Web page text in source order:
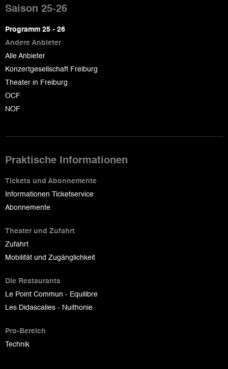
de
page
Saison 25-26
Programm 25 - 26
Andere Anbieter
Alle Anbieter
Konzertgesellschaft Freiburg
Theater in Freiburg
OCF
NOF
Praktische Informationen
Tickets und Abonnemente
Informationen Ticketservice
Abonnemente
Theater und Zufahrt
Zufahrt
Mobilität und Zugänglichkeit
Die Restaurants
Le Point Commun - Equilibre
Les Didascalies - Nuithonie
Pro-Bereich
Technik